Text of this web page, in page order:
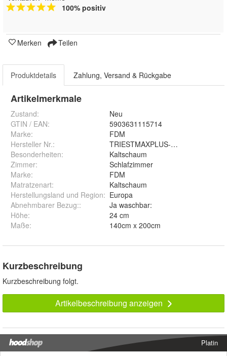
100% positiv
Merken Teilen
Produktdetails Zahlung, Versand & Rückgabe
Artikelmerkmale
Zustand:
Neu
GTIN / EAN:
5903631115714
Marke:
FDM
Hersteller Nr.:
TRIESTMAXPLUS-140-200
Besonderheiten:
Kaltschaum
Zimmer:
Schlafzimmer
Marke:
FDM
Matratzenart:
Kaltschaum
Herstellungsland und Region: Europa
Abnehmbarer Bezug::
Ja waschbar:
Höhe:
24 cm
Maße: 140cm x 200cm
Kurzbeschreibung
Kurzbeschreibung folgt.
Artikelbeschreibung anzeigen
Platin